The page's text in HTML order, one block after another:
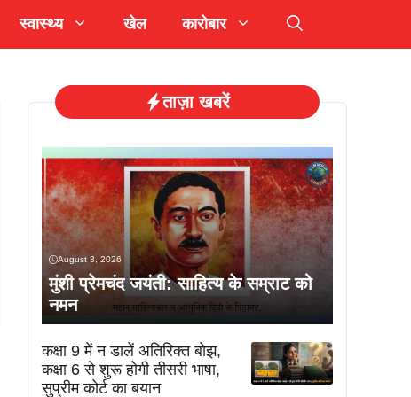
स्वास्थ्य खेल कारोबार
ताज़ा खबरें
August 3, 2026
मुंशी प्रेमचंद जयंती: साहित्य के सम्राट को
नमन
कक्षा 9 में न डालें अतिरिक्त बोझ,
कक्षा 6 से शुरू होगी तीसरी भाषा,
सुप्रीम कोर्ट का बयान